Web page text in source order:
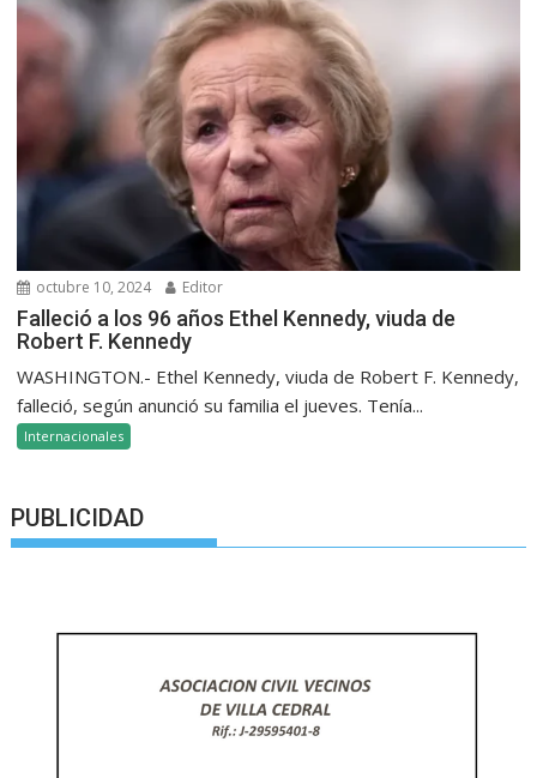
octubre 10, 2024 Editor
Falleció a los 96 años Ethel Kennedy, viuda de
Robert F. Kennedy
WASHINGTON.- Ethel Kennedy, viuda de Robert F. Kennedy,
falleció, según anunció su familia el jueves. Tenía...
Internacionales
PUBLICIDAD